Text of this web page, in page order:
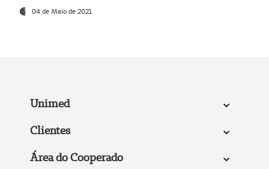
04 de Maio de 2021
Unimed
Clientes
Área do Cooperado